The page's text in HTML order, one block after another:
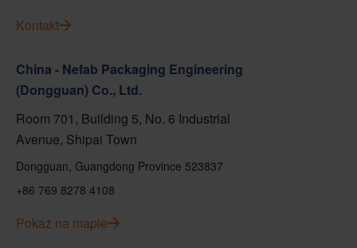
Kontakt
China - Nefab Packaging Engineering
(Dongguan) Co., Ltd.
Room 701, Building 5, No. 6 Industrial
Avenue, Shipai Town
Dongguan, Guangdong Province 523837
+86 769 8278 4108
Pokaż na mapie